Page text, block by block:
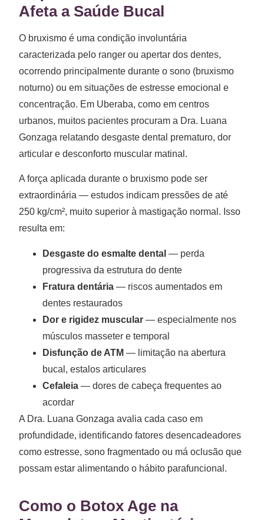
Afeta a Saúde Bucal
O bruxismo é uma condição involuntária
caracterizada pelo ranger ou apertar dos dentes,
ocorrendo principalmente durante o sono (bruxismo
noturno) ou em situações de estresse emocional e
concentração. Em Uberaba, como em centros
urbanos, muitos pacientes procuram a Dra. Luana
Gonzaga relatando desgaste dental prematuro, dor
articular e desconforto muscular matinal.
A força aplicada durante o bruxismo pode ser
extraordinária — estudos indicam pressões de até
250 kg/cm², muito superior à mastigação normal. Isso
resulta em:
Desgaste do esmalte dental — perda
progressiva da estrutura do dente
Fratura dentária — riscos aumentados em
dentes restaurados
Dor e rigidez muscular — especialmente nos
músculos masseter e temporal
Disfunção de ATM — limitação na abertura
bucal, estalos articulares
Cefaleia — dores de cabeça frequentes ao
acordar
A Dra. Luana Gonzaga avalia cada caso em
profundidade, identificando fatores desencadeadores
como estresse, sono fragmentado ou má oclusão que
possam estar alimentando o hábito parafuncional.
Como o Botox Age na